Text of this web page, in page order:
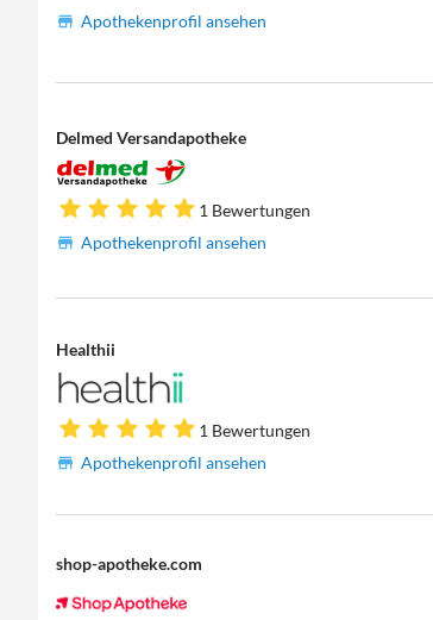
Apothekenprofil ansehen
Delmed Versandapotheke
1 Bewertungen
Apothekenprofil ansehen
Healthii
1 Bewertungen
Apothekenprofil ansehen
shop-apotheke.com